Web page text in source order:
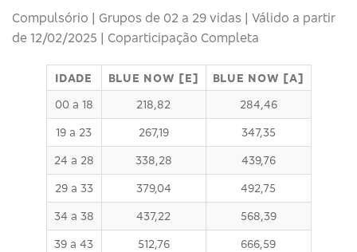
Compulsório | Grupos de 02 a 29 vidas | Válido a partir
de 12/02/2025 | Coparticipação Completa
IDADE BLUE NOW [E]
BLUE NOW [A]
00 a 18
218,82 284,46
19 a 23 267,19 347,35
24 a 28 338,28 439,76
29 a 33 379,04 492,75
34 a 38 437,22 568,39
39 a 43 512,76 666,59